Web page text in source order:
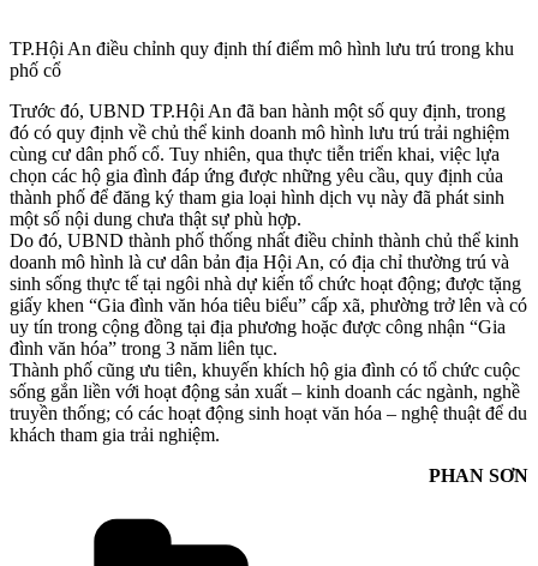
TP.Hội An điều chỉnh quy định thí điểm mô hình lưu trú trong khu
phố cổ
Trước đó, UBND TP.Hội An đã ban hành một số quy định, trong
đó có quy định về chủ thể kinh doanh mô hình lưu trú trải nghiệm
cùng cư dân phố cổ. Tuy nhiên, qua thực tiễn triển khai, việc lựa
chọn các hộ gia đình đáp ứng được những yêu cầu, quy định của
thành phố để đăng ký tham gia loại hình dịch vụ này đã phát sinh
một số nội dung chưa thật sự phù hợp.
Do đó, UBND thành phố thống nhất điều chỉnh thành chủ thể kinh
doanh mô hình là cư dân bản địa Hội An, có địa chỉ thường trú và
sinh sống thực tế tại ngôi nhà dự kiến tổ chức hoạt động; được tặng
giấy khen “Gia đình văn hóa tiêu biểu” cấp xã, phường trở lên và có
uy tín trong cộng đồng tại địa phương hoặc được công nhận “Gia
đình văn hóa” trong 3 năm liên tục.
Thành phố cũng ưu tiên, khuyến khích hộ gia đình có tổ chức cuộc
sống gắn liền với hoạt động sản xuất – kinh doanh các ngành, nghề
truyền thống; có các hoạt động sinh hoạt văn hóa – nghệ thuật để du
khách tham gia trải nghiệm.
PHAN SƠN